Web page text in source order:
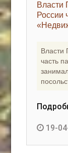
Власти
России
Власти
часть
19-